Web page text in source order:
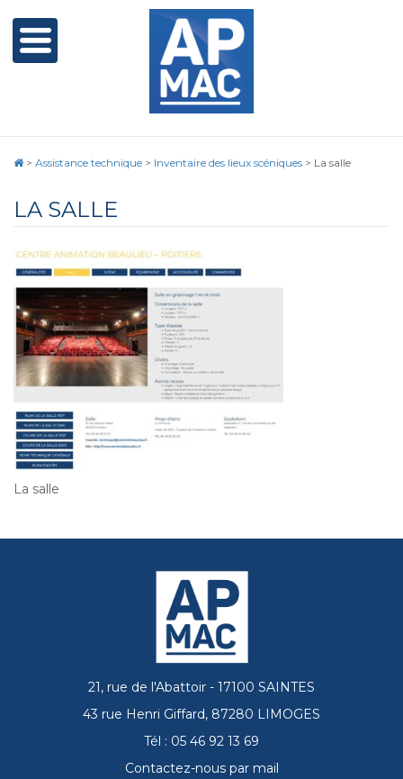
> Assistance technique > Inventaire des lieux scéniques > La salle
LA SALLE
La salle
21, rue de l'Abattoir - 17100 SAINTES
43 rue Henri Giffard, 87280 LIMOGES
Tél : 05 46 92 13 69
Contactez-nous par mail